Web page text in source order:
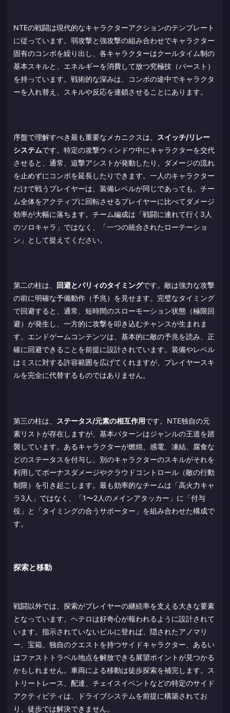
NTEの戦闘は現代的なキャラクターアクションのテンプレート
に従っています。弱攻撃と強攻撃の組み合わせでキャラクター
固有のコンボを繰り出し、各キャラクターはクールタイム制の
基本スキルと、エネルギーを消費して放つ究極技（バースト）
を持っています。戦術的な深みは、コンボの途中でキャラクタ
ーを入れ替え、スキルや反応を連鎖させることにあります。
序盤で理解すべき最も重要なメカニクスは、
スイッチ/リレー
システムです。特定の攻撃ウィンドウ中にキャラクターを交代
させると、通常、追撃アシストが発動したり、ダメージの流れ
を止めずにコンボを延長したりできます。一人のキャラクター
だけで戦うプレイヤーは、装備レベルが同じであっても、チー
ム全体をアクティブに回転させるプレイヤーに比べてダメージ
効率が大幅に落ちます。チーム編成は「戦闘に連れて行く3人
のソロキャラ」ではなく、「一つの統合されたローテーショ
ン」として捉えてください。
第二の柱は、 回避とパリィのタイミングです。敵は強力な攻撃
の前に明確な予備動作（予兆）を見せます。完璧なタイミング
で回避すると、通常、短時間のスローモーション状態（極限回
避）が発生し、一方的に攻撃を叩き込むチャンスが生まれま
す。エンドゲームコンテンツは、基本的に敵の予兆を読み、正
確に回避できることを前提に設計されています。装備やレベル
はミスに対する許容範囲を広げてくれますが、プレイヤースキ
ルを完全に代替するものではありません。
第三の柱は、 ステータス/元素の相互作用です。NTE独自の元
素リストが存在しますが、基本パターンはジャンルの王道を踏
襲しています。あるキャラクターが燃焼、感電、凍結、腐食な
どのステータスを付与し、別のキャラクターのスキルがそれを
利用してボーナスダメージやクラウドコントロール（敵の行動
制限）を引き起こします。最も効率的なチームは「高火力キャ
ラ3人」ではなく、「1〜2人のメインアタッカー」に「付与
役」と「タイミングの合うサポーター」を組み合わせた構成で
す。
探索と移動
戦闘以外では、探索がプレイヤーの継続率を支える大きな要素
となっています。ヘテロは好奇心が報われるように設計されて
います。指示されていないビルに登れば、隠されたアノマリ
ー、宝箱、独自のクエストを持つサイドキャラクター、あるい
はファストトラベル地点を解放できる展望ポイントが見つかる
かもしれません。車両による移動は徒歩探索を補完します。ス
トリートレース、配達、チェイスイベントなどの特定のサイド
アクティビティは、ドライブシステムを前提に構築されてお
り、徒歩では解決できません。